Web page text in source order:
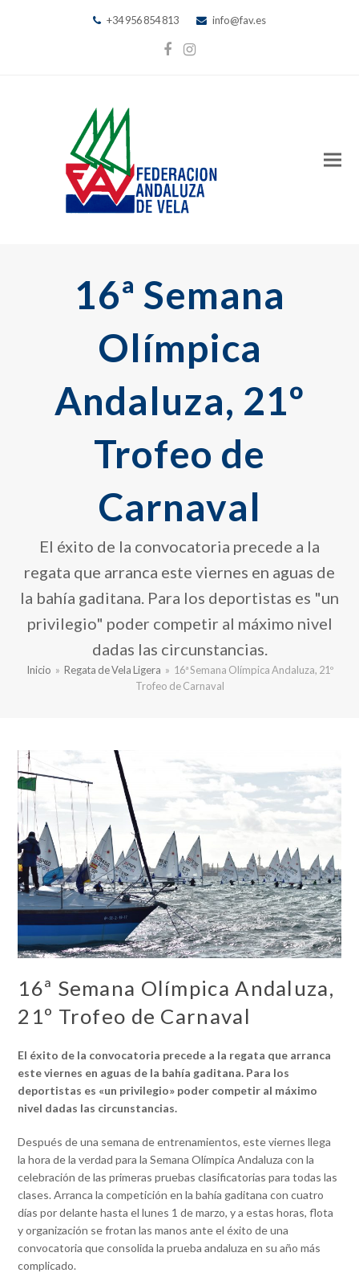
+34 956 854 813 info@fav.es
Facebook
Instagram
16ª Semana
Olímpica
Andaluza, 21º
Trofeo de
Carnaval
El éxito de la convocatoria precede a la
regata que arranca este viernes en aguas de
la bahía gaditana. Para los deportistas es "un
privilegio" poder competir al máximo nivel
dadas las circunstancias.
Inicio » Regata de Vela Ligera » 16ª Semana Olímpica Andaluza, 21º
Trofeo de Carnaval
16ª Semana Olímpica Andaluza,
21º Trofeo de Carnaval
El éxito de la convocatoria precede a la regata que arranca
este viernes en aguas de la bahía gaditana. Para los
deportistas es «un privilegio» poder competir al máximo
nivel dadas las circunstancias.
Después de una semana de entrenamientos, este viernes llega
la hora de la verdad para la Semana Olímpica Andaluza con la
celebración de las primeras pruebas clasificatorias para todas las
clases. Arranca la competición en la bahía gaditana con cuatro
días por delante hasta el lunes 1 de marzo, y a estas horas, flota
y organización se frotan las manos ante el éxito de una
convocatoria que consolida la prueba andaluza en su año más
complicado.